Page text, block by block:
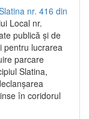
nr. 416 din
Local nr.
publică și de
pentru lucrarea
parcare
Slatina,
în coridorul